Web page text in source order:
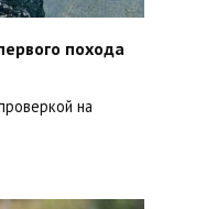
похода
на